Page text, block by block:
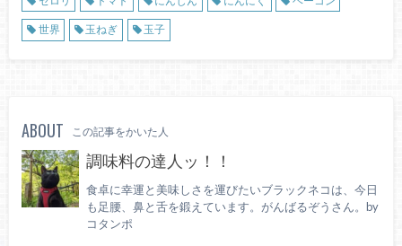
世界 玉ねぎ 玉子
ABOUT この記事をかいた人
調味料の達人ッ！！
食卓に幸運と美味しさを運びたいブラックネコは、今日
も足腰、鼻と舌を鍛えています。がんばるぞうさん。by
コタンポ